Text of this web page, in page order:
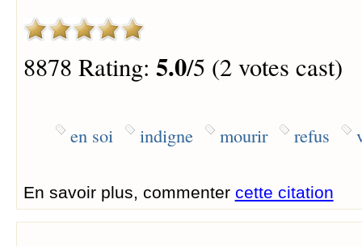
8878 Rating: 5.0/5 (2 votes cast)
en soi indigne mourir refus
En savoir plus, commenter cette citation